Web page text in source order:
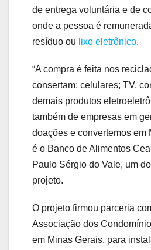
de entrega voluntária e de
onde a pessoa é
resíduo ou lixo eletrônico.
“A compra é feita nos
consertam: celulares; TV,
demais produtos
também de empresas em
doações e convertemos em
é o Banco de Alimentos
Paulo Sérgio do Vale, um
projeto.
O projeto firmou parceria
Associação dos
em Minas Gerais, para